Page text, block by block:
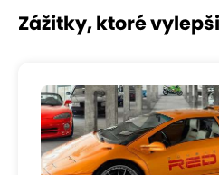
Zážitky, ktoré